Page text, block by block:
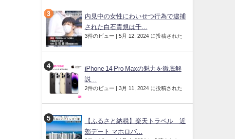
内見中の女性にわいせつ行為で逮捕
された白石貴規は千...
3件のビュー | 5月 12, 2024 に投稿された
iPhone 14 Pro Maxの魅力を徹底解
説...
2件のビュー | 3月 11, 2024 に投稿された
【ふるさと納税】楽天トラベル 近
郊デート マホロバ...